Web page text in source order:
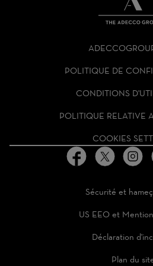
GROUP
HOMEPAGE
POLITIQUE DE
CONDITIONS
POLITIQUE RELATIVE
COOKIES
Sécurité et
US EEO et
Déclaration
Plan du